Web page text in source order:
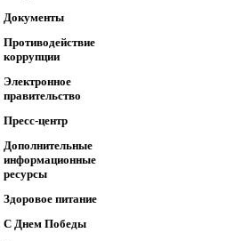
Документы
Противодействие
коррупции
Электронное
правительство
Пресс-центр
Дополнительные
информационные
ресурсы
Здоровое питание
C Днем Победы